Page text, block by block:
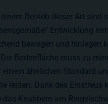
Betrieb dieser Art sind
Entwicklung
bewegen und hinlegen
Bodenfläche muss zu
ähnlichen Standard
leiden. Dank des Einstreus
Knabbern am